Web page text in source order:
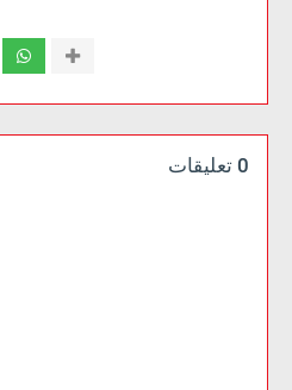
0 تعليقات